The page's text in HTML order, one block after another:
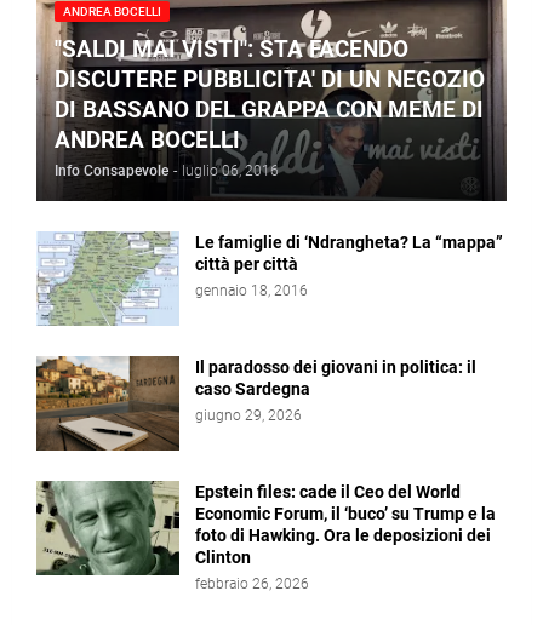
ANDREA BOCELLI
"SALDI MAI VISTI": STA FACENDO
DISCUTERE PUBBLICITA' DI UN NEGOZIO
DI BASSANO DEL GRAPPA CON MEME DI
ANDREA BOCELLI
Info Consapevole - luglio 06, 2016
Le famiglie di ‘Ndrangheta? La “mappa”
città per città
gennaio 18, 2016
Il paradosso dei giovani in politica: il
caso Sardegna
giugno 29, 2026
Epstein files: cade il Ceo del World
Economic Forum, il ‘buco’ su Trump e la
foto di Hawking. Ora le deposizioni dei
Clinton
febbraio 26, 2026